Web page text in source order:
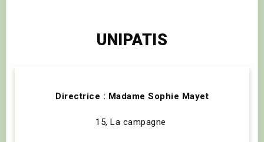
UNIPATIS
Directrice : Madame Sophie Mayet
15, La campagne